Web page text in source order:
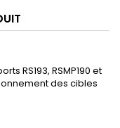
RS193, RSMP190 et
des cibles